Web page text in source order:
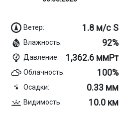
Ветер: 1.8 м/с S
Влажность: 92%
Давление: 1,362.6 ммРт
Облачность: 100%
Осадки: 0.33 мм
Видимость: 10.0 км